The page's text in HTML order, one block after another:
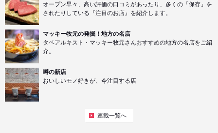
オープン早々、高い評価の口コミがあったり、多くの「保存」を
されたりしている『注目のお店』を紹介します。
マッキー牧元の発掘！地方の名店
タベアルキスト・マッキー牧元さんおすすめの地方の名店をご紹
介。
噂の新店
おいしいモノ好きが、今注目する店
連載一覧へ